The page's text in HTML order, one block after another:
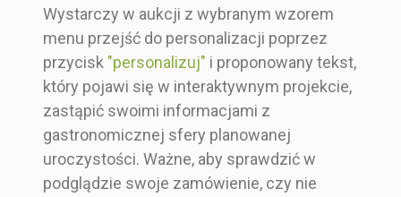
Wystarczy w aukcji z wybranym wzorem
menu przejść do personalizacji poprzez
przycisk "personalizuj" i proponowany tekst,
który pojawi się w interaktywnym projekcie,
zastąpić swoimi informacjami z
gastronomicznej sfery planowanej
uroczystości. Ważne, aby sprawdzić w
podglądzie swoje zamówienie, czy nie